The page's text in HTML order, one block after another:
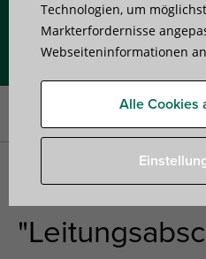
Whitepaper
Technologien, um
Markterfordernisse
Webseiteninformationen
Alle Cookies